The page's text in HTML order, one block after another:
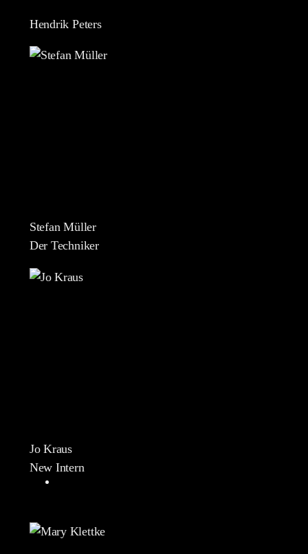
Hendrik Peters
Stefan Müller
Der Techniker
Jo Kraus
New Intern